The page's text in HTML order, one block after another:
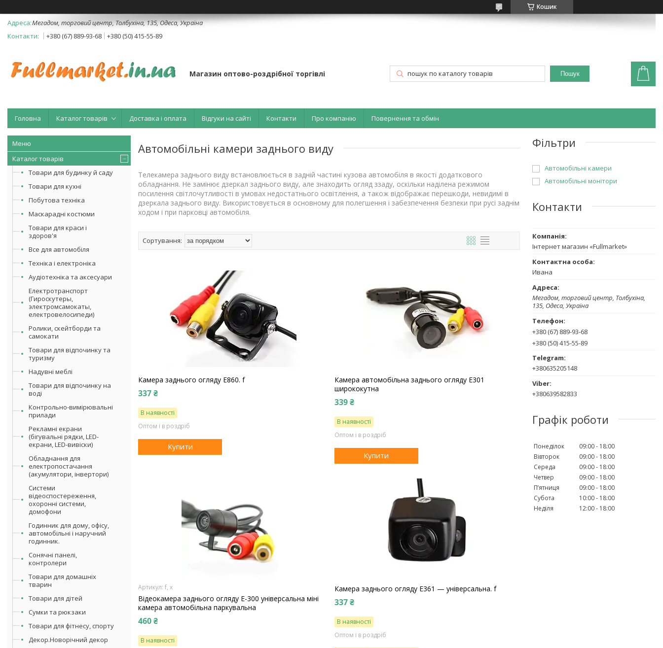
Кошик
Мегадом, торговий центр, Толбухіна, 135, Одеса, Україна
+380 (67) 889-93-68
+380 (50) 415-55-89
Магазин оптово-роздрібної торгівлі Пошук
Головна Каталог товарів Доставка і оплата Відгуки на сайті Контакти Про компанію Повернення та обмін
Каталог товарів
Товари для будинку й саду
Товари для кухні
Побутова техніка
Маскарадні костюми
Товари для краси і
здоров'я
Все для автомобіля
Техніка і електроніка
Аудіотехніка та аксесуари
Електротранспорт
(Гироскутеры,
электромсамокаты,
електровелосипеди)
Ролики, скейтборди та
самокати
Товари для відпочинку та
туризму
Надувні меблі
Товари для відпочинку на
воді
Контрольно-вимірювальні
прилади
Рекламні екрани
(бігувальні рядки, LED-
екрани, LED-вивіски)
Обладнання для
електропостачання
(акумулятори, інвертори)
Системи
відеоспостереження,
охоронні системи,
домофони
Годинник для дому, офісу,
автомобільні і наручний
годинник.
Сонячні панелі,
контролери
Товари для домашніх
тварин
Товари для дітей
Сумки та рюкзаки
Товари для фітнесу, спорту
Декор.Новорічний декор
Автомобільні камери заднього виду
Телекамера заднього виду встановлюється в задній частині кузова автомобіля в якості додаткового
обладнання. Не замінює дзеркал заднього виду, але знаходить огляд ззаду, оскільки наділена режимом
посилення світлочутливості в умовах недостатнього освітлення, а також відображає перешкоди, невидимі в
дзеркала заднього виду. Використовується в основному для полегшення і забезпечення безпеки при русі заднім
ходом і при парковці автомобіля.
Камера заднього огляду E860. f
337 ₴
В наявності
Оптом і в роздріб
Купити
Камера автомобільна заднього огляду E301
ширококутна
339 ₴
В наявності
Оптом і в роздріб
Купити
f, х
Відеокамера заднього огляду E-300 універсальна міні
камера автомобільна паркувальна
460 ₴
В наявності
Камера заднього огляду E361 — універсальна. f
337 ₴
В наявності
Оптом і в роздріб
Фільтри
Автомобільні камери
Автомобільні монітори
Контакти
Інтернет магазин «Fullmarket»
Ивана
Мегадом, торговий центр, Толбухіна,
135, Одеса, Україна
+380 (67) 889-93-68
+380 (50) 415-55-89
+380635205148
+380639582833
Графік роботи
Понеділок 09:00
18:00
Вівторок
09:00
18:00
Середа
09:00
18:00
Четвер
09:00
18:00
Пʼятниця
09:00
18:00
Субота
10:00
18:00
Неділя
12:00 18:00